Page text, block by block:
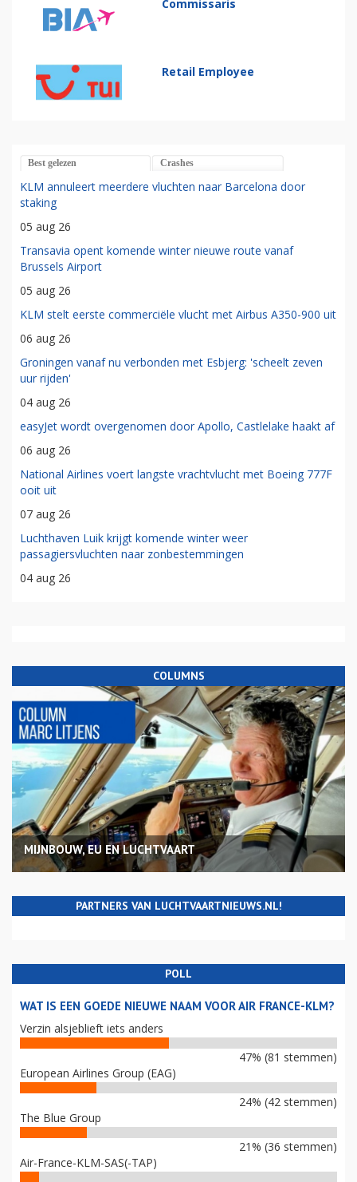
Commissaris
Retail Employee
Best gelezen Crashes
KLM annuleert meerdere vluchten naar Barcelona door
staking
05 aug 26
Transavia opent komende winter nieuwe route vanaf
Brussels Airport
05 aug 26
KLM stelt eerste commerciële vlucht met Airbus A350-900 uit
06 aug 26
Groningen vanaf nu verbonden met Esbjerg: 'scheelt zeven
uur rijden'
04 aug 26
easyJet wordt overgenomen door Apollo, Castlelake haakt af
06 aug 26
National Airlines voert langste vrachtvlucht met Boeing 777F
ooit uit
07 aug 26
Luchthaven Luik krijgt komende winter weer
passagiersvluchten naar zonbestemmingen
04 aug 26
COLUMNS
MIJNBOUW, EU EN LUCHTVAART
PARTNERS VAN LUCHTVAARTNIEUWS.NL!
POLL
WAT IS EEN GOEDE NIEUWE NAAM VOOR AIR FRANCE-KLM?
Verzin alsjeblieft iets anders
47% (81 stemmen)
European Airlines Group (EAG)
24% (42 stemmen)
The Blue Group
21% (36 stemmen)
Air-France-KLM-SAS(-TAP)